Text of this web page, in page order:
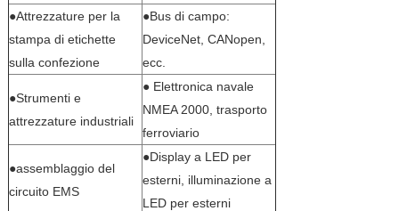
●Attrezzature per la
stampa di etichette
sulla confezione
●Bus di campo:
DeviceNet, CANopen,
ecc.
●Strumenti e
attrezzature industriali
● Elettronica navale
NMEA 2000, trasporto
ferroviario
●assemblaggio del
circuito EMS
●Display a LED per
esterni, illuminazione a
LED per esterni